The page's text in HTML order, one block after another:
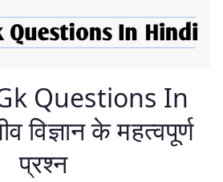
Questions In
के महत्वपूर्ण
प्रश्न